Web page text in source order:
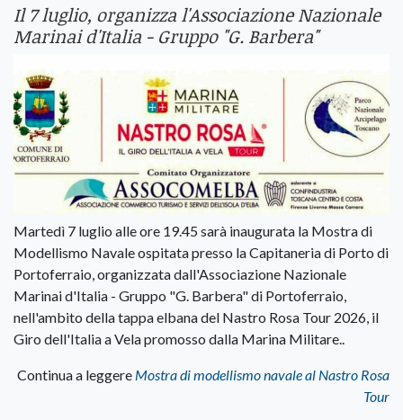
Il 7 luglio, organizza l'Associazione Nazionale
Marinai d'Italia - Gruppo "G. Barbera"
Martedì 7 luglio alle ore 19.45 sarà inaugurata la Mostra di
Modellismo Navale ospitata presso la Capitaneria di Porto di
Portoferraio, organizzata dall'Associazione Nazionale
Marinai d'Italia - Gruppo "G. Barbera" di Portoferraio,
nell'ambito della tappa elbana del Nastro Rosa Tour 2026, il
Giro dell'Italia a Vela promosso dalla Marina Militare..
Continua a leggere Mostra di modellismo navale al Nastro Rosa
Tour